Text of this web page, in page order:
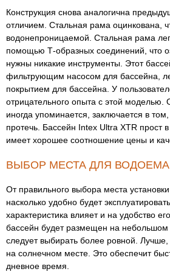
Конструкция снова аналогична
отличием. Стальная рама оцинкована,
водонепроницаемой. Стальная рама
помощью Т-образных соединений, что
нужны никакие инструменты. Этот
фильтрующим насосом для бассейна,
покрытием для бассейна. У
отрицательного опыта с этой моделью.
иногда упоминается, заключается в
протечь. Бассейн Intex Ultra XTR прост
имеет хорошее соотношение цены и
ВЫБОР МЕСТА ДЛЯ ВОДОЕМА
От правильного выбора места установки
насколько удобно будет
характеристика влияет и на удобство
бассейн будет размещен на
следует выбирать более ровной.
на солнечном месте. Это обеспечит
дневное время.